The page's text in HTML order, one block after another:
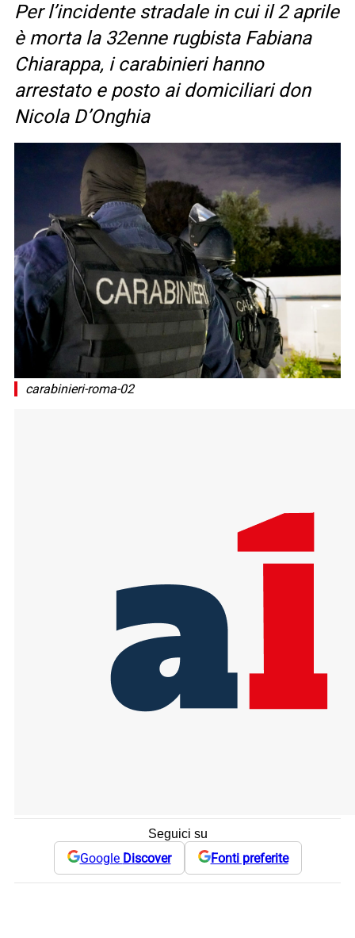
Per l’incidente stradale in cui il 2 aprile
è morta la 32enne rugbista Fabiana
Chiarappa, i carabinieri hanno
arrestato e posto ai domiciliari don
Nicola D’Onghia
carabinieri-roma-02
Seguici su
Google Discover Fonti preferite